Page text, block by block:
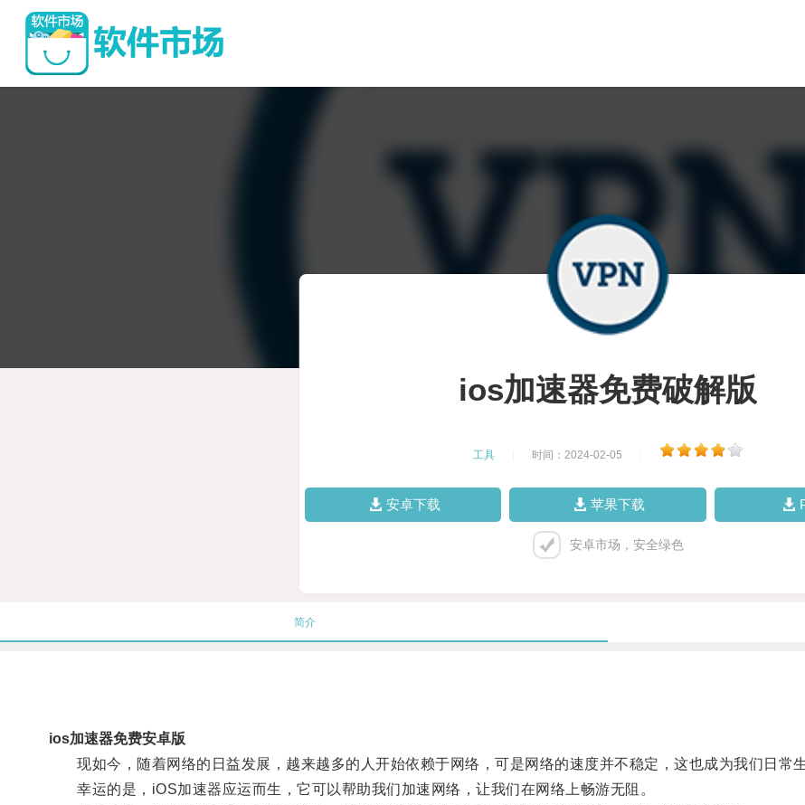
ios加速器免费破解版
工具 时间：2024-02-05
安卓下载 苹果下载
安卓市场，安全绿色
简介
ios加速器免费安卓版
现如今，随着网络的日益发展，越来越多的人开始依赖于网络，可是网络的速度并不稳定，这也成为我们日常生
幸运的是，iOS加速器应运而生，它可以帮助我们加速网络，让我们在网络上畅游无阻。